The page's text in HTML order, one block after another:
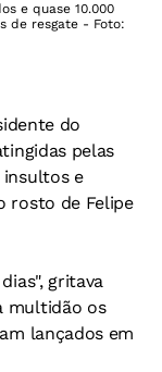
e quase 10.000
de resgate - Foto:
do
pelas
insultos e
rosto de Felipe
gritava
multidão os
lançados em